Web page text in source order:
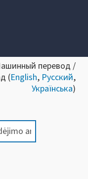
перевод /
(English, Русский,
Українська)